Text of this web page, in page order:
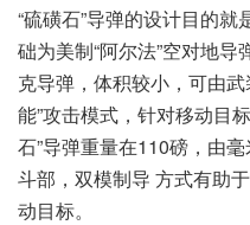
“硫磺石”导弹的设计目的
础为美制“阿尔法”空对地
克导弹，体积较小，可由
能”攻击模式，针对移动目
石”导弹重量在110磅，由
斗部，双模制导 方式有助
动目标。